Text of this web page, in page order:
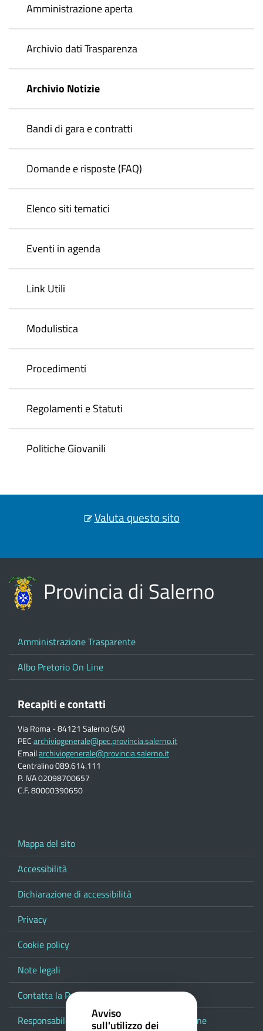
Amministrazione aperta
Archivio dati Trasparenza
Archivio Notizie
Bandi di gara e contratti
Domande e risposte (FAQ)
Elenco siti tematici
Eventi in agenda
Link Utili
Modulistica
Procedimenti
Regolamenti e Statuti
Politiche Giovanili
Valuta questo sito
Provincia di Salerno
Amministrazione Trasparente
Albo Pretorio On Line
Recapiti e contatti
Via Roma - 84121 Salerno (SA)
PECarchiviogenerale@pec.provincia.salerno.it
Emailarchiviogenerale@provincia.salerno.it
Centralino 089.614.111
P. IVA 02098700657
C.F. 80000390650
Mappa del sito
Accessibilità
Dichiarazione di accessibilità
Privacy
Cookie policy
Note legali
Contatta la Provincia
Responsabile del procedimento di pubblicazione
Avviso
sull'utilizzo dei